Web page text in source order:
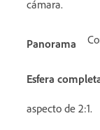
cámara.
Panorama
Esfera
aspecto de 2:1.